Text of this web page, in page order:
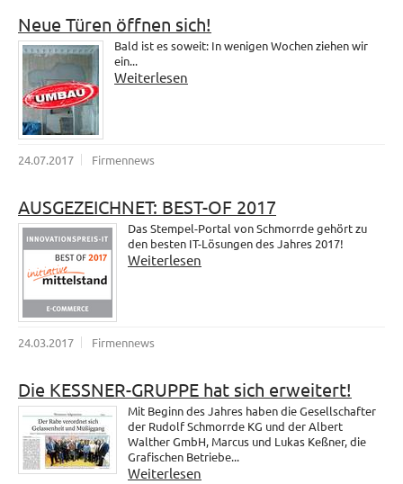
Neue Türen öffnen sich!
Bald ist es soweit: In wenigen Wochen ziehen wir
ein...
Weiterlesen
24.07.2017 Firmennews
AUSGEZEICHNET: BEST-OF 2017
Das Stempel-Portal von Schmorrde gehört zu
den besten IT-Lösungen des Jahres 2017!
Weiterlesen
24.03.2017 Firmennews
Die KESSNER-GRUPPE hat sich erweitert!
Mit Beginn des Jahres haben die Gesellschafter
der Rudolf Schmorrde KG und der Albert
Walther GmbH, Marcus und Lukas Keßner, die
Grafischen Betriebe...
Weiterlesen